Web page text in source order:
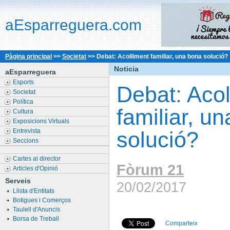
aEsparreguera.com
Pàgina principal >> Societat >> Debat: Acolliment familiar, una bona solució?
aEsparreguera
Esports
Societat
Política
Cultura
Exposicions Virtuals
Entrevista
Seccions
Cartes al director
Articles d'Opinió
Serveis
Llista d'Entitats
Botigues i Comerços
Taulell d'Anuncis
Borsa de Treball
Noticia
Debat:
familiar,
solució?
Fòrum 21
20/02/2017
Comparteix